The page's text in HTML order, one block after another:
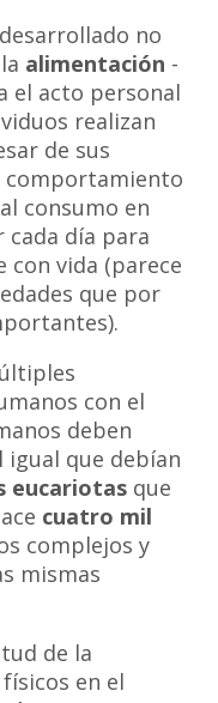
no
alimentación -
el acto personal
realizan
de sus
comportamiento
consumo en
día para
con vida (parece
que por
con el
deben
que debían
eucariotas que
cuatro mil
complejos y
mismas
de la
en el